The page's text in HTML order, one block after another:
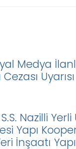
Medya
Uyarısı
Nazilli
Yapı
İnşaatı